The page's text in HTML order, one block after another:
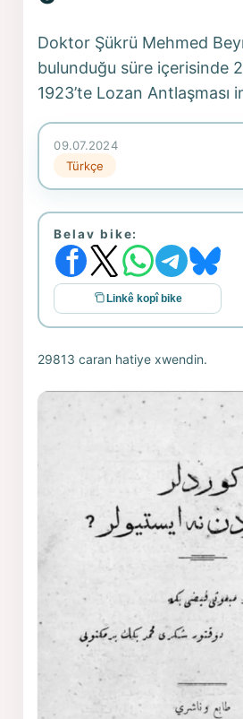
Doktor Şükrü Mehmed
bulunduğu süre içerisinde
1923’te Lozan Antlaşması
09.07.2024
Türkçe
Belav bike:
Linkê kopî bike
29813 caran hatiye xwendin.